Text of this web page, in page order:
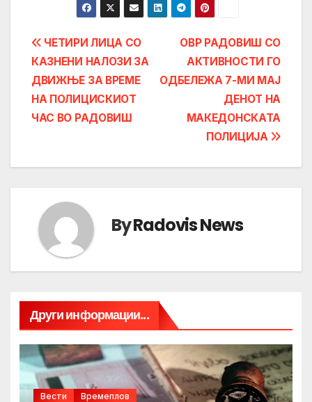
Post
navigation
ОВР РАДОВИШ СО
АКТИВНОСТИ ГО
ОДБЕЛЕЖА 7-МИ МАЈ
ДЕНОТ НА
МАКЕДОНСКАТА
ПОЛИЦИЈА
ЧЕТИРИ ЛИЦА СО
КАЗНЕНИ НАЛОЗИ ЗА
ДВИЖЊЕ ЗА ВРЕМЕ
НА ПОЛИЦИСКИОТ
ЧАС ВО РАДОВИШ
ByRadovis News
Други информации...
Вести Времеплов